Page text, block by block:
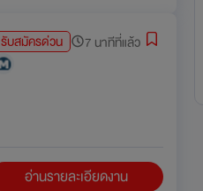
รับสมัครด่วน 7 นาทีที่แล้ว
อ่านรายละเอียดงาน